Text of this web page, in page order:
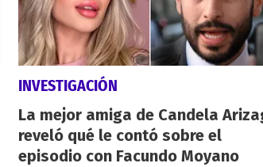
INVESTIGACIÓN
La mejor amiga de Candela
reveló qué le contó sobre el
episodio con Facundo Moyano